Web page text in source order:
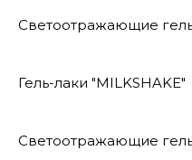
Светоотражающие
Гель-лаки "MILKSHAKE"
Светоотражающие